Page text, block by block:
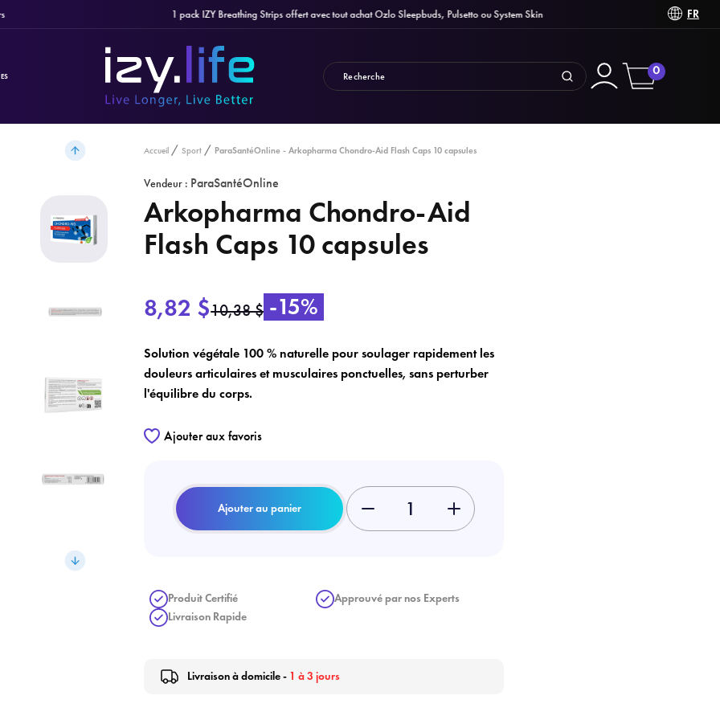
1 pack IZY Breathing Strips offert avec tout achat Ozlo Sleepbuds, Pulsetto ou System Skin Des
FR
0
Accueil Sport ParaSantéOnline - Arkopharma Chondro-Aid Flash Caps 10 capsules
Vendeur : ParaSantéOnline
Arkopharma Chondro-Aid
Flash Caps 10 capsules
8,82 $10,38 $ -15%
Solution végétale 100 % naturelle pour soulager rapidement les
douleurs articulaires et musculaires ponctuelles, sans perturber
l'équilibre du corps.
Ajouter aux favoris
- +
Ajouter au panier
Produit Certifié
Approuvé par nos Experts
Livraison Rapide
Livraison à domicile - 1 à 3 jours